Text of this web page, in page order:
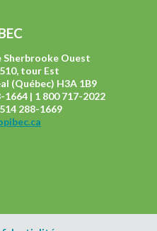
Sherbrooke Ouest
tour Est
(Québec) H3A 1B9
1664 | 1 800 717-2022
288-1669